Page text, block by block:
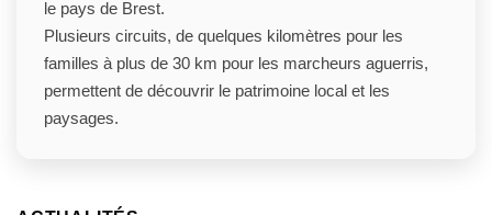
le pays de Brest.
Plusieurs circuits, de quelques kilomètres pour les
familles à plus de 30 km pour les marcheurs aguerris,
permettent de découvrir le patrimoine local et les
paysages.